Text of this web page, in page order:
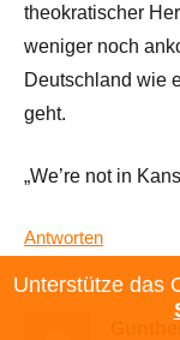
theokratischer
weniger noch
Deutschland wie
geht.
„We’re not in
Antworten
Unterstütze das